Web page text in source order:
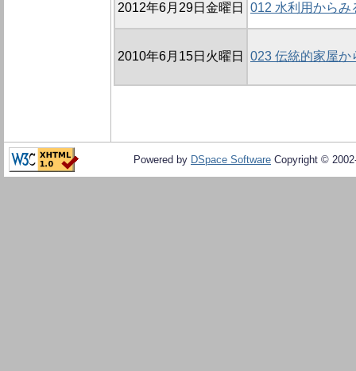
2012年6月29日金曜日 012 水利用からみ
2010年6月15日火曜日 023 伝統的家屋か
Powered by DSpace Software Copyright ©